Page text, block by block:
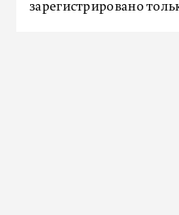
зарегистрировано